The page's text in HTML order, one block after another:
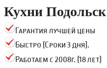
Кухни Подольск
Гарантия лучшей цены
Быстро (Сроки 3 дня).
Работаем с 2008г. (18 лет)